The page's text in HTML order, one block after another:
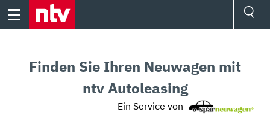
Skip
Finden Sie Ihren Neuwagen mit
ntv Autoleasing
Ein Service von